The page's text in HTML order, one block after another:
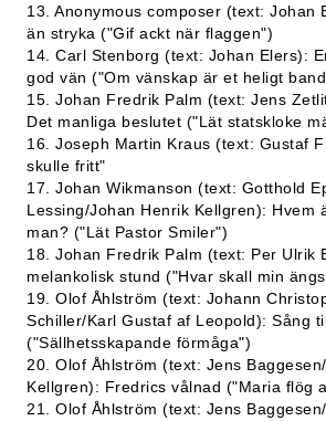
13. Anonymous composer (text: Johan
än stryka ("Gif ackt när flaggen")
14. Carl Stenborg (text: Johan Elers):
god vän ("Om vänskap är et heligt
15. Johan Fredrik Palm (text: Jens
Det manliga beslutet ("Lät statskloke
16. Joseph Martin Kraus (text: Gustaf
skulle fritt"
17. Johan Wikmanson (text: Gotthold
Lessing/Johan Henrik Kellgren): Hvem
man? ("Lät Pastor Smiler")
18. Johan Fredrik Palm (text: Per Ulrik
melankolisk stund ("Hvar skall min
19. Olof Åhlström (text: Johann
Schiller/Karl Gustaf af Leopold): Sång
("Sällhetsskapande förmåga")
20. Olof Åhlström (text: Jens
Kellgren): Fredrics vålnad ("Maria flög
21. Olof Åhlström (text: Jens